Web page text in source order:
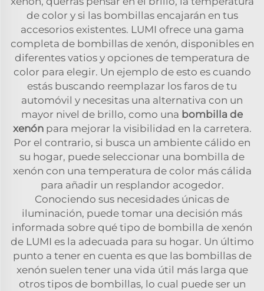
de color y si las bombillas encajarán en tus
accesorios existentes. LUMI ofrece una gama
completa de bombillas de xenón, disponibles en
diferentes vatios y opciones de temperatura de
color para elegir. Un ejemplo de esto es cuando
estás buscando reemplazar los faros de tu
automóvil y necesitas una alternativa con un
mayor nivel de brillo, como una bombilla de
xenón para mejorar la visibilidad en la carretera.
Por el contrario, si busca un ambiente cálido en
su hogar, puede seleccionar una bombilla de
xenón con una temperatura de color más cálida
para añadir un resplandor acogedor.
Conociendo sus necesidades únicas de
iluminación, puede tomar una decisión más
informada sobre qué tipo de bombilla de xenón
de LUMI es la adecuada para su hogar. Un último
punto a tener en cuenta es que las bombillas de
xenón suelen tener una vida útil más larga que
otros tipos de bombillas, lo cual puede ser un